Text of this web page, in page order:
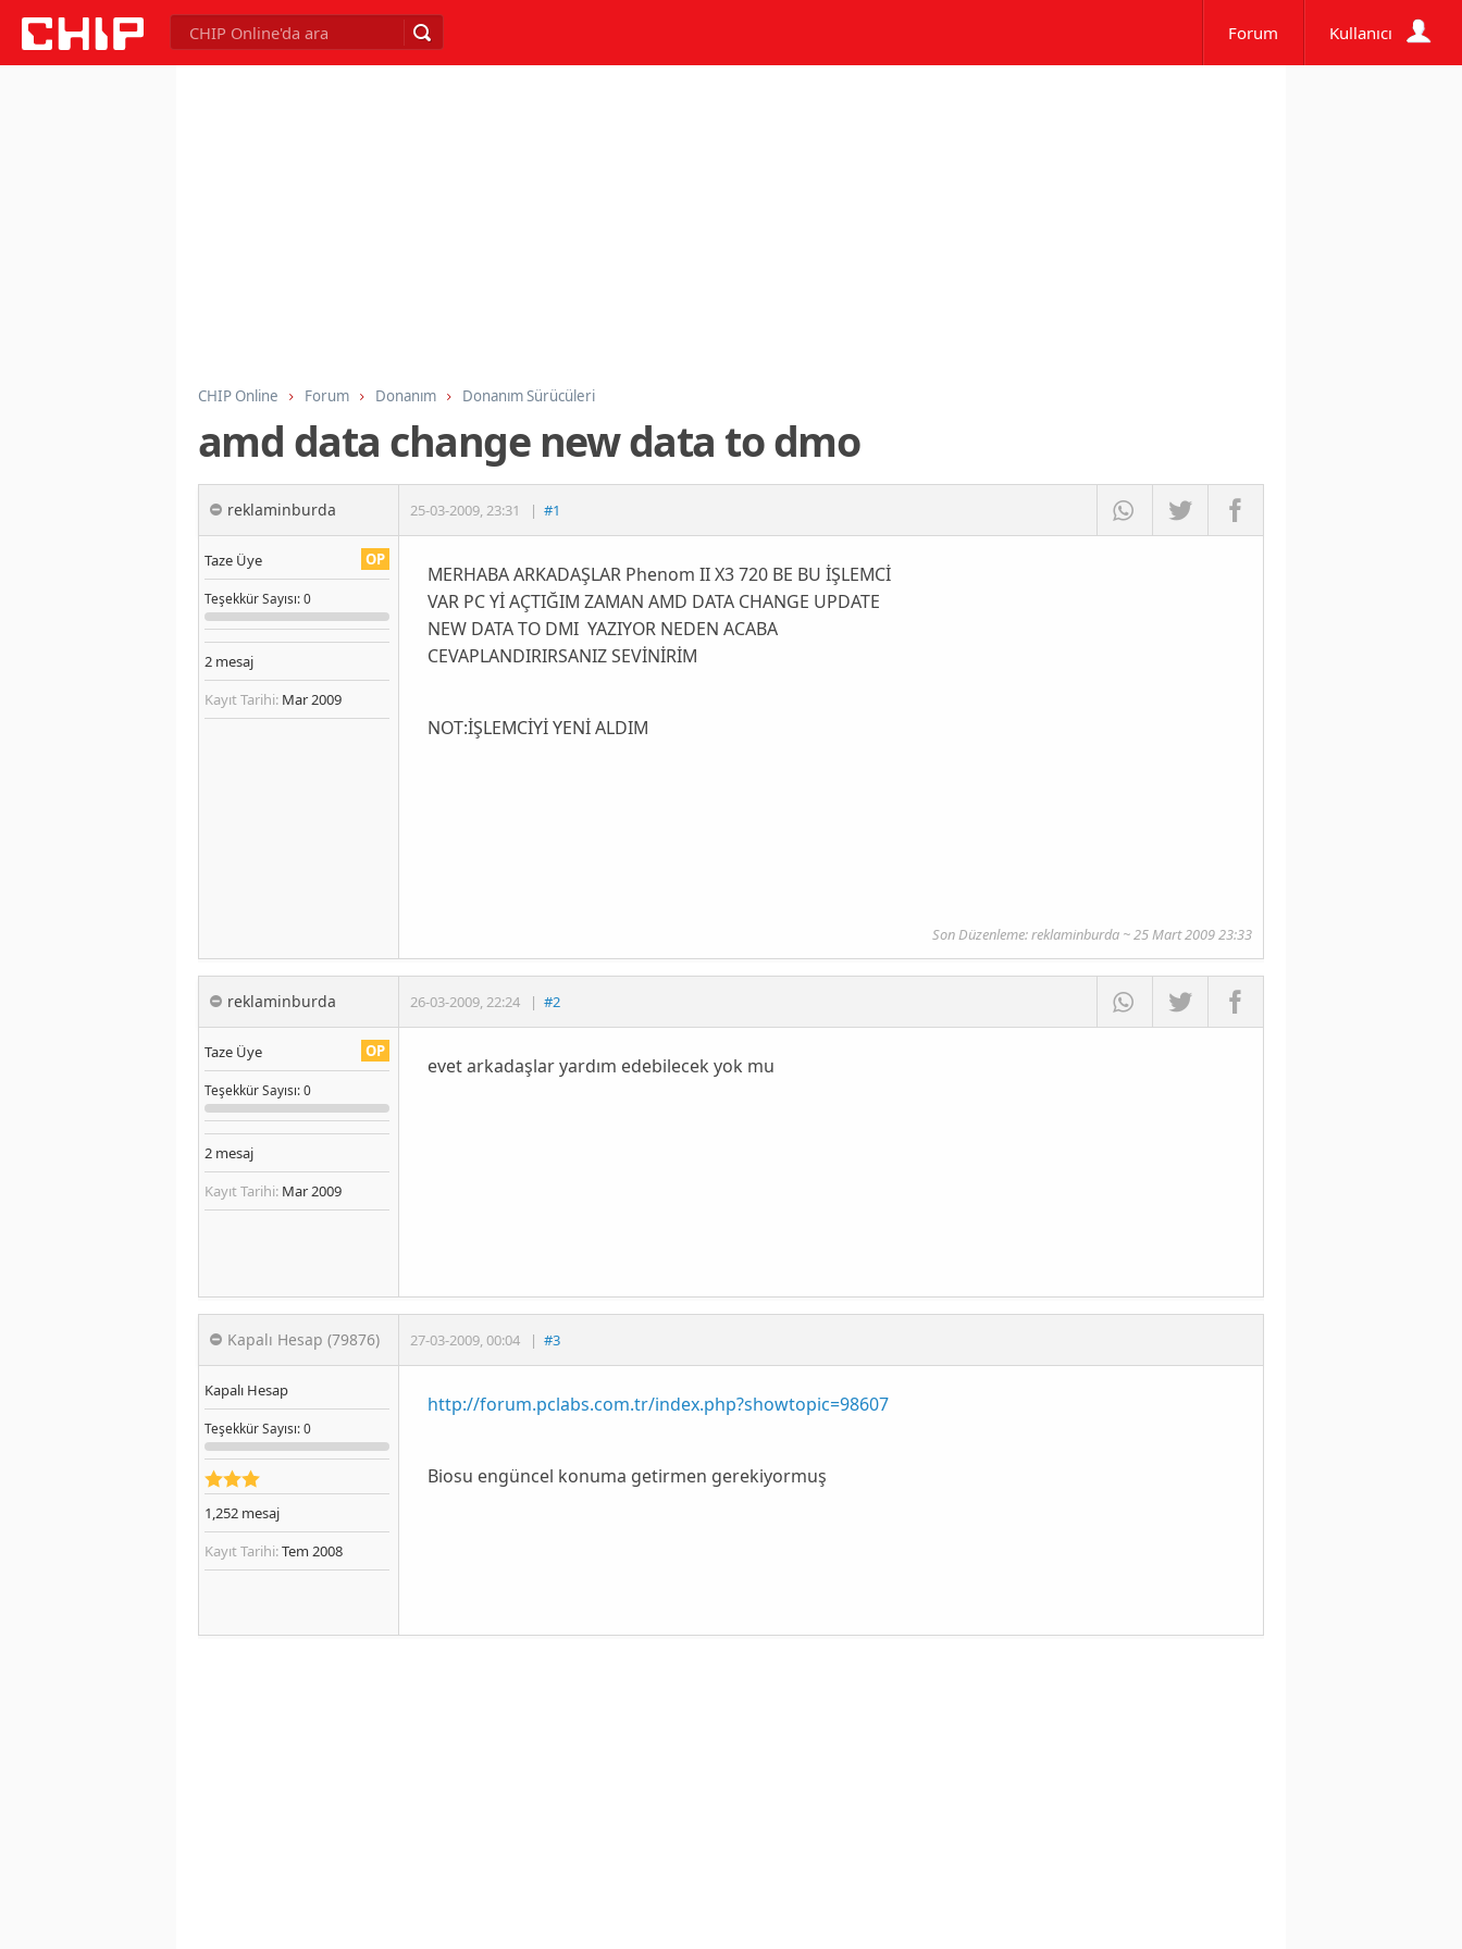
Forum Kullanıcı
CHIP Online Forum Donanım Donanım Sürücüleri
amd data change new data to dmo
reklaminburda 25-03-2009,23:31 | #1
OP
Taze Üye
TeşekkürSayısı: 0
2 mesaj
Kayıt Tarihi: Mar 2009
MERHABA ARKADAŞLAR Phenom II X3 720 BE BU İŞLEMCİ
VAR PC Yİ AÇTIĞIM ZAMAN AMD DATA CHANGE UPDATE
NEW DATA TO DMI YAZIYOR NEDEN ACABA
CEVAPLANDIRIRSANIZ SEVİNİRİM
NOT:İŞLEMCİYİ YENİ ALDIM
Son Düzenleme:reklaminburda ~ 25 Mart 2009 23:33
reklaminburda 26-03-2009,22:24 | #2
OP
Taze Üye
TeşekkürSayısı: 0
2 mesaj
Kayıt Tarihi: Mar 2009
evet arkadaşlar yardım edebilecek yok mu
Kapalı Hesap (79876) 27-03-2009,00:04 | #3
Kapalı Hesap
TeşekkürSayısı: 0
1,252 mesaj
Kayıt Tarihi:Tem 2008
http://forum.pclabs.com.tr/index.php?showtopic=98607
Biosu engüncel konuma getirmen gerekiyormuş